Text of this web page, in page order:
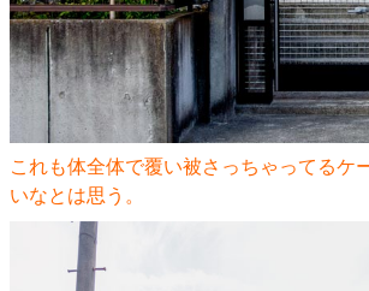
これも体全体で覆い被さっちゃってるケ
いなとは思う。